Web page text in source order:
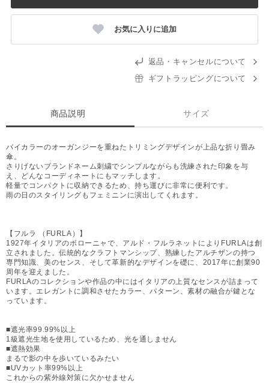
お気に入りに追加
返品・キャンセルについて
ギフトラッピングについて
商品説明 サイズ
バイカラーのオーガンジーを重ねたトリミングデザインが上品な折り畳み
傘。
さりげないブランドネーム刺繍でシンプルながらも洗練された印象を与
え、どんなコーディネートにもマッチします。
軽量でコンパクトに収納できるため、持ち運びに非常に便利です。
雨の日のスタイリングもフェミニンに演出してくれます。
【フルラ （FURLA）】
1927年イタリアのボローニャで、アルド・フルラネットによりFURLAは創
立されました。伝統的なクラフトマンシップ、熟練したアルチザンの持つ
専門知識、美のセンス、そして革新的なデザインを礎に、2017年に創業90
周年を迎えました。
FURLAのコレクションや作品の中にはイタリアの上質なセンスが詰まって
います。エレガントに調和させたカラー、パターン、素材の融合が鍵とな
っています。
■遮光率99.99%以上
1級遮光生地を使用しているため、光を通しません
■遮熱効果
まるで影の中を歩いているみたい
■UVカット率99%以上
これからの紫外線対策に欠かせません